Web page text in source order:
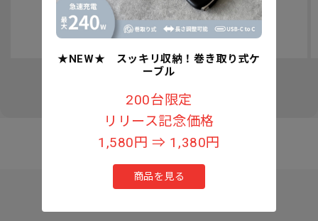
★NEW★ スッキリ収納！巻き取り式ケ
ーブル
200台限定
リリース記念価格
1,580円 ⇒ 1,380円
商品を見る